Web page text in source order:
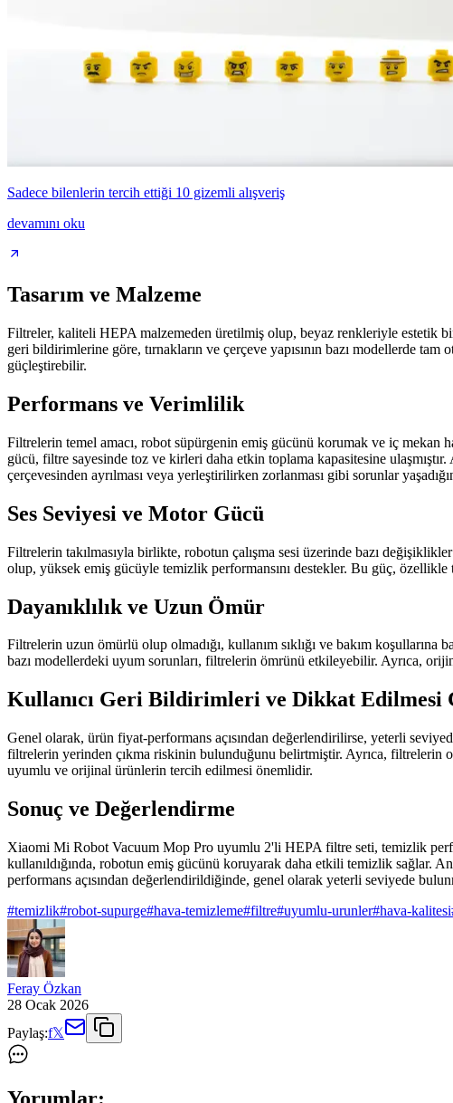
Sadece bilenlerin tercih ettiği 10 gizemli alışveriş
devamını oku
Tasarım ve Malzeme
Filtreler, kaliteli HEPA malzemeden üretilmiş olup, beyaz renkleriyle estetik bir
geri bildirimlerine göre, tırnakların ve çerçeve yapısının bazı modellerde
güçleştirebilir.
Performans ve Verimlilik
Filtrelerin temel amacı, robot süpürgenin emiş gücünü korumak ve iç mekan
gücü, filtre sayesinde toz ve kirleri daha etkin toplama kapasitesine
çerçevesinden ayrılması veya yerleştirilirken zorlanması gibi sorunlar
Ses Seviyesi ve Motor Gücü
Filtrelerin takılmasıyla birlikte, robotun çalışma sesi üzerinde bazı
olup, yüksek emiş gücüyle temizlik performansını destekler. Bu güç,
Dayanıklılık ve Uzun Ömür
Filtrelerin uzun ömürlü olup olmadığı, kullanım sıklığı ve bakım
bazı modellerdeki uyum sorunları, filtrelerin ömrünü etkileyebilir. Ayrıca,
Kullanıcı Geri Bildirimleri ve Dikkat Edilmesi
Genel olarak, ürün fiyat-performans açısından değerlendirilirse, yeterli
filtrelerin yerinden çıkma riskinin bulunduğunu belirtmiştir. Ayrıca, filtrelerin
uyumlu ve orijinal ürünlerin tercih edilmesi önemlidir.
Sonuç ve Değerlendirme
Xiaomi Mi Robot Vacuum Mop Pro uyumlu 2'li HEPA filtre seti, temizlik
kullanıldığında, robotun emiş gücünü koruyarak daha etkili temizlik sağlar.
performans açısından değerlendirildiğinde, genel olarak yeterli seviyede
#temizlik#robot-supurge#hava-temizleme#filtre#uyumlu-urunler#hava-kalitesi
Feray Özkan
28 Ocak 2026
Paylaş:f𝕏